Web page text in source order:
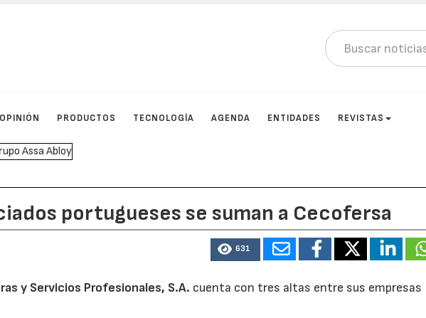
OPINIÓN PRODUCTOS TECNOLOGÍA AGENDA ENTIDADES REVISTAS
portugueses se suman a Cecofersa
631
y Servicios Profesionales, S.A. cuenta con tres altas entre sus empresas